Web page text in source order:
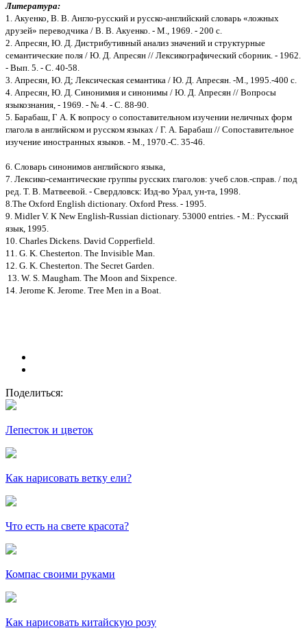
Литература:
1. Акуенко, В. В. Англо-русский и русско-английский словарь «ложных
друзей» переводчика / В. В. Акуенко. - М., 1969. - 200 с.
2. Апресян, Ю. Д. Дистрибутивный анализ значений и структурные
семантические поля / Ю. Д. Апресян // Лексикографический сборник. - 1962.
- Вып. 5. - С. 40-58.
3. Апресян, Ю. Д; Лексическая семантика / Ю. Д. Апресян. -М., 1995.-400 с.
4. Апресян, Ю. Д. Синонимия и синонимы / Ю. Д. Апресян // Вопросы
языкознания, - 1969. - № 4. - С. 88-90.
5. Барабаш, Г А. К вопросу о сопоставительном изучении неличных форм
глагола в английском и русском языках / Г. А. Барабаш // Сопоставительное
изучение иностранных языков. - М., 1970.-С. 35-46.
6. Словарь синонимов английского языка,
7. Лексико-семантические группы русских глаголов: учеб слов.-справ. / под
ред. Т. В. Матвеевой. - Свердловск: Изд-во Урал, ун-та, 1998.
8.Тhе Oxford English dictionary. Oxford Press. - 1995.
9. Midler V. К New English-Russian dictionary. 53000 entries. - M.: Русский
язык, 1995.
10. Charles Dickens. David Copperfield.
11. G. K. Chesterton. The Invisible Man.
12. G. K. Chesterton. The Secret Garden.
13. W. S. Maugham. The Moon and Sixpence.
14. Jerome K. Jerome. Tree Men in a Boat.
Поделиться:
Лепесток и цветок
Как нарисовать ветку ели?
Что есть на свете красота?
Компас своими руками
Как нарисовать китайскую розу